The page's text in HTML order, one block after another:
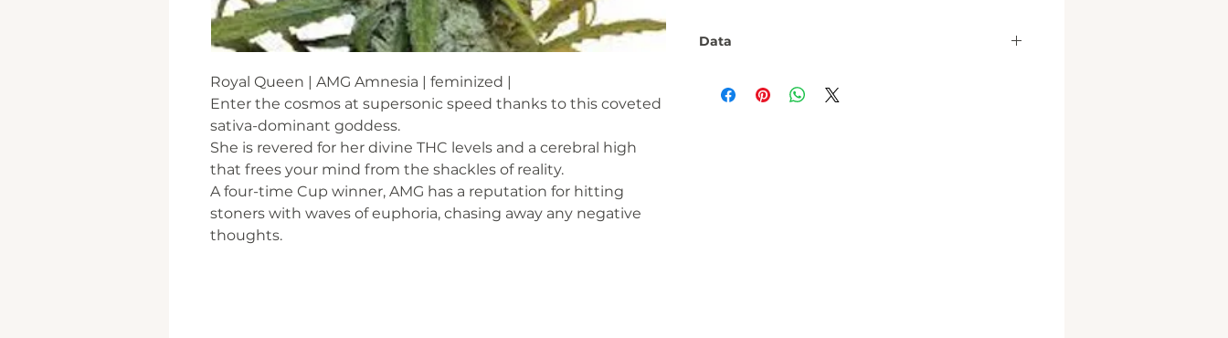
Royal Queen | AMG Amnesia | feminized |
Enter the cosmos at supersonic speed thanks to this coveted
sativa-dominant goddess.
She is revered for her divine THC levels and a cerebral high
that frees your mind from the shackles of reality.
A four-time Cup winner, AMG has a reputation for hitting
stoners with waves of euphoria, chasing away any negative
thoughts.
Data
Number: